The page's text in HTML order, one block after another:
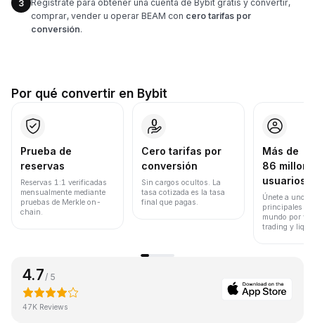
3
Regístrate para obtener una cuenta de Bybit gratis y convertir,
comprar, vender u operar BEAM con cero tarifas por
conversión.
Por qué convertir en Bybit
Prueba de
reservas
Reservas 1:1 verificadas
mensualmente mediante
pruebas de Merkle on-
chain.
Cero tarifas por
conversión
Sin cargos ocultos. La
tasa cotizada es la tasa
final que pagas.
Más de
86
usuarios
Únete a uno
principales
mundo por
trading y
4.7 / 5
47K Reviews